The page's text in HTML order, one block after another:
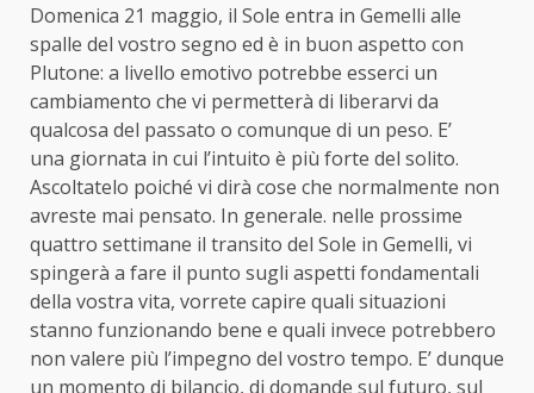
Domenica 21 maggio, il Sole entra in Gemelli alle
spalle del vostro segno ed è in buon aspetto con
Plutone: a livello emotivo potrebbe esserci un
cambiamento che vi permetterà di liberarvi da
qualcosa del passato o comunque di un peso. E’
una giornata in cui l’intuito è più forte del solito.
Ascoltatelo poiché vi dirà cose che normalmente non
avreste mai pensato. In generale. nelle prossime
quattro settimane il transito del Sole in Gemelli, vi
spingerà a fare il punto sugli aspetti fondamentali
della vostra vita, vorrete capire quali situazioni
stanno funzionando bene e quali invece potrebbero
non valere più l’impegno del vostro tempo. E’ dunque
un momento di bilancio, di domande sul futuro, sul